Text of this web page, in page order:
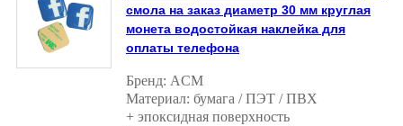
смола на заказ диаметр 30 мм круглая
монета водостойкая наклейка для
оплаты телефона
Бренд: ACM
Материал: бумага / ПЭТ / ПВХ
+ эпоксидная поверхность